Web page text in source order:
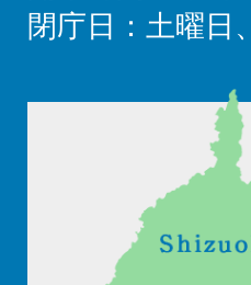
閉庁日：土曜日